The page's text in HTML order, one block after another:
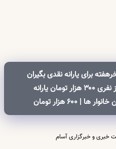
برای یارانه نقدی بگیران
| شنبه ، واریز نفری ۳۰۰ هزار تومان یارانه
نقدی برای این خانوار ها | ۶۰۰ هزار تومان
دارای فرزند
خبری و خبرگزاری آسام